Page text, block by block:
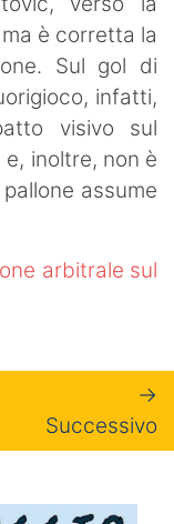
è corretta la
Sul gol di
infatti,
visivo sul
inoltre, non è
assume
arbitrale sul
→
Successivo